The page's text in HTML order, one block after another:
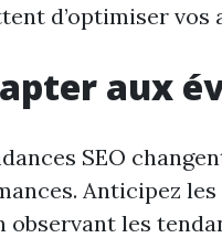
d’optimiser
aux
SEO
Anticipez
observant les